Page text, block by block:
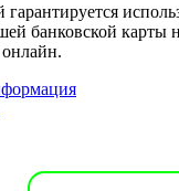
гарантируется
банковской карты